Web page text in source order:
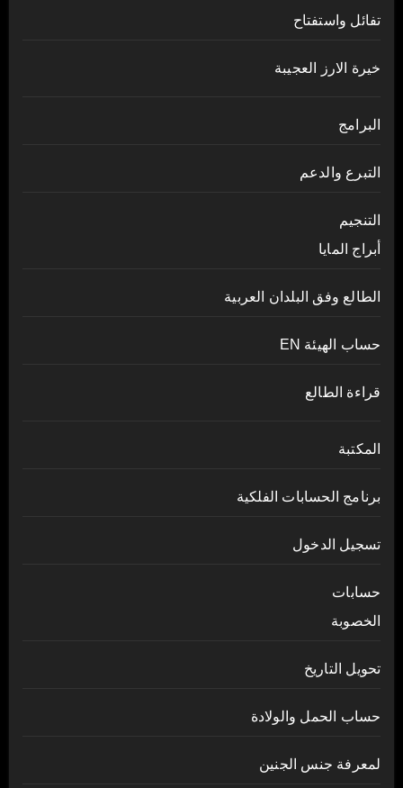
تفائل واستفتاح
خيرة الارز العجيبة
البرامج
التبرع والدعم
التنجيم
أبراج المايا
الطالع وفق البلدان العربية
حساب الهيئة EN
قراءة الطالع
المكتبة
برنامج الحسابات الفلكية
تسجيل الدخول
حسابات
الخصوبة
تحويل التاريخ
حساب الحمل والولادة
لمعرفة جنس الجنين